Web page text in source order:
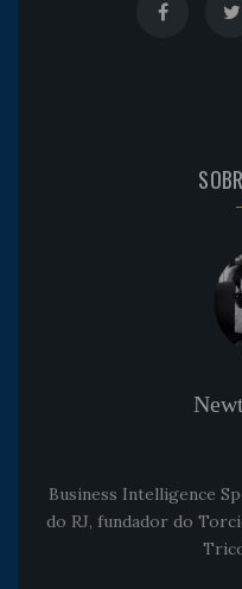
Business Intelligence
do RJ, fundador do